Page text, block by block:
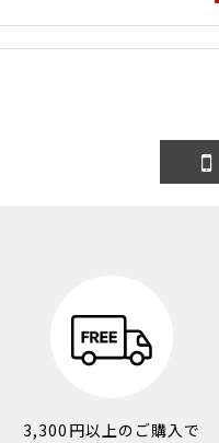
3,300円以上のご購入で